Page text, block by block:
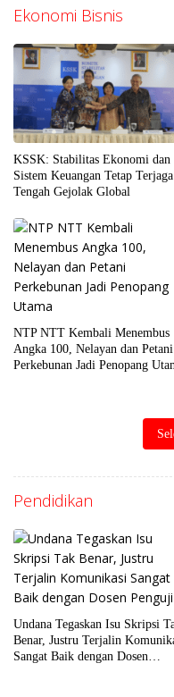
Ekonomi Bisnis
KSSK: Stabilitas Ekonomi dan
Sistem Keuangan Tetap
Tengah Gejolak Global
NTP NTT Kembali Menembus
Angka 100, Nelayan dan Petani
Perkebunan Jadi Penopang
Pendidikan
Undana Tegaskan Isu Skripsi
Benar, Justru Terjalin
Sangat Baik dengan Dosen